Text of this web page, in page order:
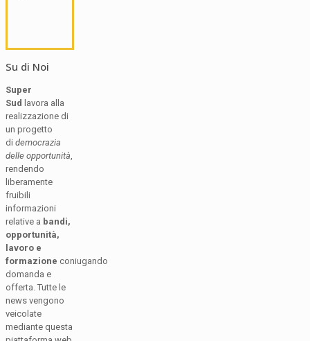
Su di Noi
Super
Sud lavora alla
realizzazione di
un progetto
di democrazia
delle opportunità
rendendo
liberamente
fruibili
informazioni
relative a bandi,
opportunità,
lavoro e
formazione coniugando
domanda e
offerta. Tutte le
news vengono
veicolate
mediante questa